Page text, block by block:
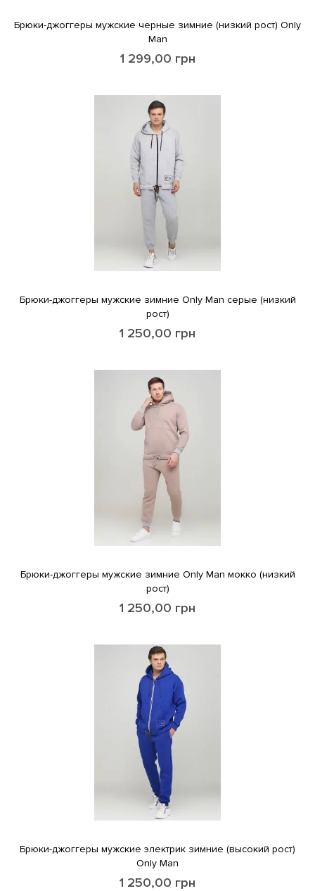
Брюки-джоггеры мужские черные зимние (низкий рост) Only
Man
1 299,00 грн
Брюки-джоггеры мужские зимние Only Man серые (низкий
рост)
1 250,00 грн
Брюки-джоггеры мужские зимние Only Man мокко (низкий
рост)
1 250,00 грн
Брюки-джоггеры мужские электрик зимние (высокий рост)
Only Man
1 250,00 грн